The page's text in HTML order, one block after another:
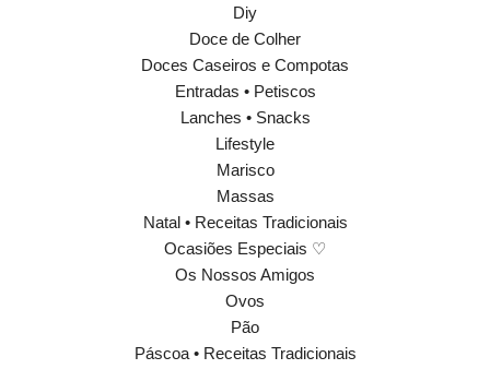
Diy
Doce de Colher
Doces Caseiros e Compotas
Entradas • Petiscos
Lanches • Snacks
Lifestyle
Marisco
Massas
Natal • Receitas Tradicionais
Ocasiões Especiais ♡
Os Nossos Amigos
Ovos
Pão
Páscoa • Receitas Tradicionais